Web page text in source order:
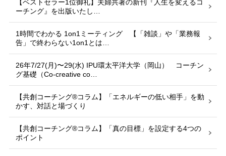
【ベストセラー1位御礼】夫婦共著の新刊『人生を変えるコ
ーチング』を出版いたし…
1時間でわかる 1on1ミーティング 【「雑談」や「業務報
告」で終わらない1on1とは…
26年7/27(月)〜29(水) IPU環太平洋大学（岡山） コーチン
グ基礎（Co-creative co…
【共創コーチング®︎コラム】「エネルギーの低い相手」を動
かす、対話と場づくり
【共創コーチング®︎コラム】「真の目標」を設定する4つの
ポイント